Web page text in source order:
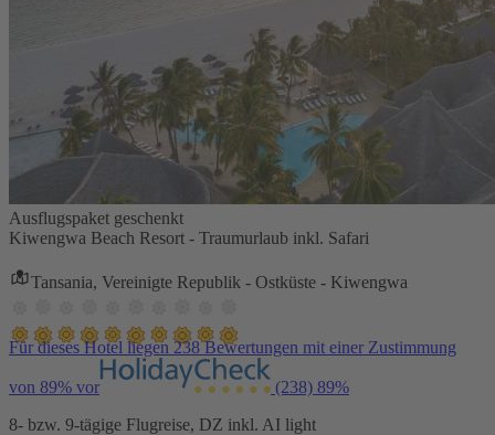
Ausflugspaket geschenkt
Kiwengwa Beach Resort - Traumurlaub inkl. Safari
Tansania, Vereinigte Republik - Ostküste - Kiwengwa
Für dieses Hotel liegen 238 Bewertungen mit einer Zustimmung
von 89% vor (238) 89%
8- bzw. 9-tägige Flugreise, DZ inkl. AI light